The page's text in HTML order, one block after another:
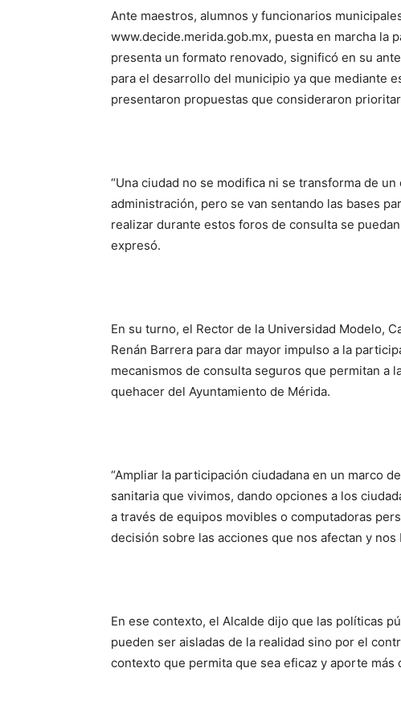
Ante maestros, alumnos y funcionarios
www.decide.merida.gob.mx, puesta en marcha la
presenta un formato renovado, significó en su
para el desarrollo del municipio ya que mediante
presentaron propuestas que consideraron
“Una ciudad no se modifica ni se transforma de
administración, pero se van sentando las bases
realizar durante estos foros de consulta se
expresó.
En su turno, el Rector de la Universidad Modelo,
Renán Barrera para dar mayor impulso a la
mecanismos de consulta seguros que permitan a
quehacer del Ayuntamiento de Mérida.
“Ampliar la participación ciudadana en un marco
sanitaria que vivimos, dando opciones a los
a través de equipos movibles o computadoras
decisión sobre las acciones que nos afectan y
En ese contexto, el Alcalde dijo que las políticas
pueden ser aisladas de la realidad sino por el
contexto que permita que sea eficaz y aporte